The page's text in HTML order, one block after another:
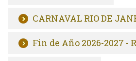
CARNAVAL RIO DE
Fin de Año 2026-2027 -